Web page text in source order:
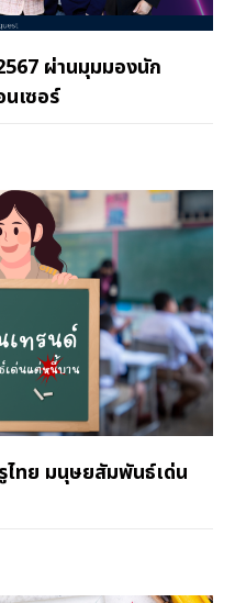
ผ่านมุมมองนัก
เซอร์
ไทย มนุษยสัมพันธ์เด่น